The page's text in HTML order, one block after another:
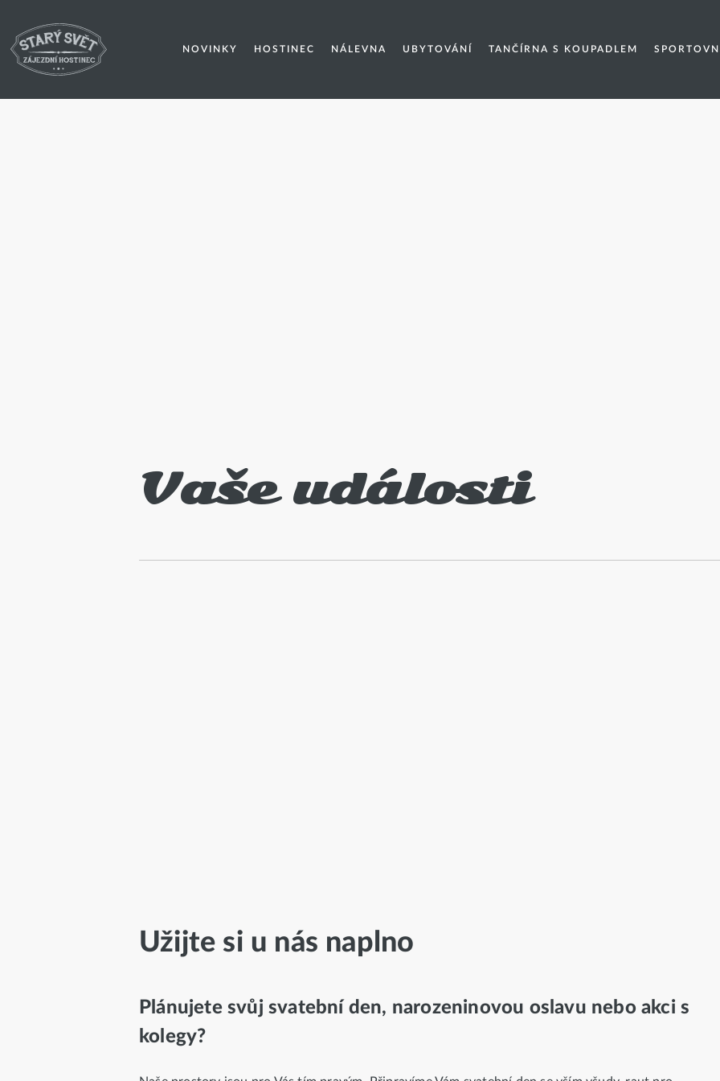
NOVINKY HOSTINEC NÁLEVNA UBYTOVÁNÍ TANČÍRNA S KOUPADLEM
Vaše události
Užijte si u nás naplno
Plánujete svůj svatební den, narozeninovou oslavu nebo akci s
kolegy?